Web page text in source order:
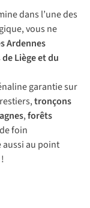
dans l’une des
vous ne
Ardennes
de Liège et du
garantie sur
tronçons
,forêts
foin
aussi au point
!